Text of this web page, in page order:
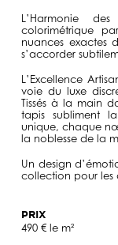
L’Harmonie
colorimétrique
nuances exactes
s’accorder
L’Excellence
voie du luxe
Tissés à la main
tapis subliment
unique, chaque
la noblesse de la
Un design
collection pour les
PRIX
490 € le m²